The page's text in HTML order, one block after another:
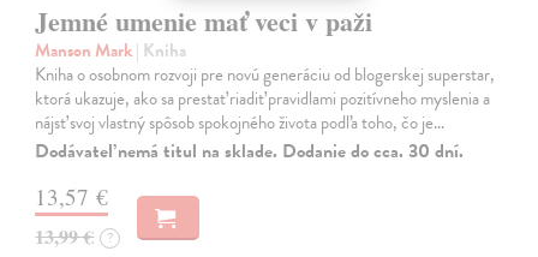
Jemné umenie mať veci v paži
Manson Mark| Kniha
Kniha o osobnom rozvoji pre novú generáciu od blogerskej superstar,
ktorá ukazuje, ako sa prestať riadiť pravidlami pozitívneho myslenia a
nájsť svoj vlastný spôsob spokojného života podľa toho, čo je…
Dodávateľ nemá titul na sklade. Dodanie do cca. 30 dní.
13,57 €
13,99 € ?